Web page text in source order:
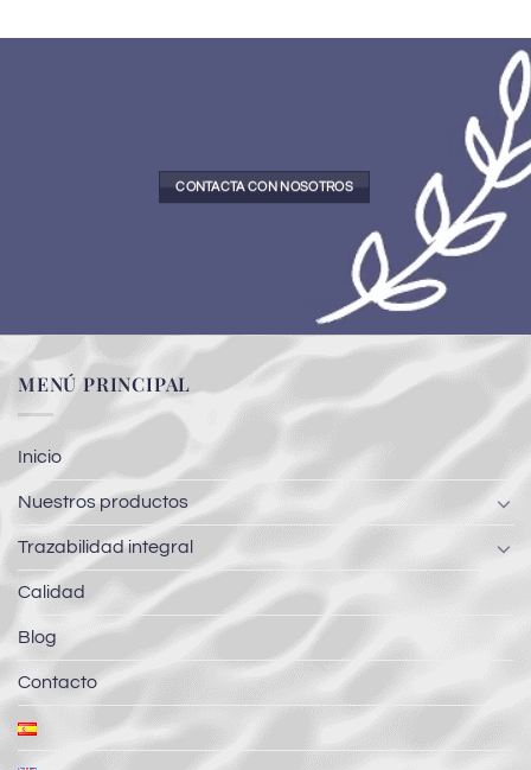
CONTACTA CON NOSOTROS
MENÚ PRINCIPAL
Inicio
Nuestros productos
Trazabilidad integral
Calidad
Blog
Contacto